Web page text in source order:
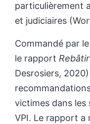
particulièrement
et judiciaires
Commandé par
le rapport
Desrosiers,
victimes dans les
VPI. Le rapport a